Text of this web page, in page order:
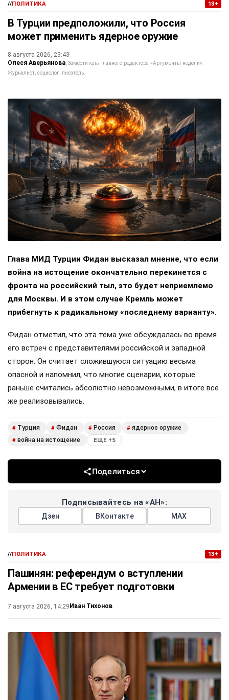
//ПОЛИТИКА 13+
В Турции предположили, что Россия
может применить ядерное оружие
8 августа 2026, 23:43
Олеся Аверьянова Заместитель главного редактора «Аргументы недели».
Журналист, социолог, писатель.
Глава МИД Турции Фидан высказал мнение, что если
война на истощение окончательно перекинется с
фронта на российский тыл, это будет неприемлемо
для Москвы. И в этом случае Кремль может
прибегнуть к радикальному «последнему варианту».
Фидан отметил, что эта тема уже обсуждалась во время
его встреч с представителями российской и западной
сторон. Он считает сложившуюся ситуацию весьма
опасной и напомнил, что многие сценарии, которые
раньше считались абсолютно невозможными, в итоге всё
же реализовывались.
# Турция # Фидан # Россия # ядерное оружие
# война на истощение ЕЩЕ +5
Поделиться
Подписывайтесь на «АН»:
Дзен ВКонтакте МАХ
//ПОЛИТИКА 13+
Пашинян: референдум о вступлении
Армении в ЕС требует подготовки
7 августа 2026, 14:29 Иван Тихонов